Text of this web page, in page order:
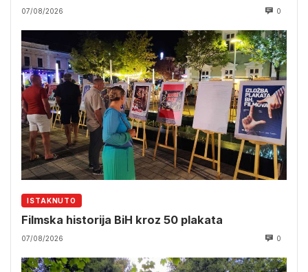
07/08/2026 0
ISTAKNUTO
Filmska historija BiH kroz 50 plakata
07/08/2026 0